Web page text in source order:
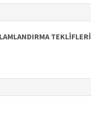
TEKLİFLERİ